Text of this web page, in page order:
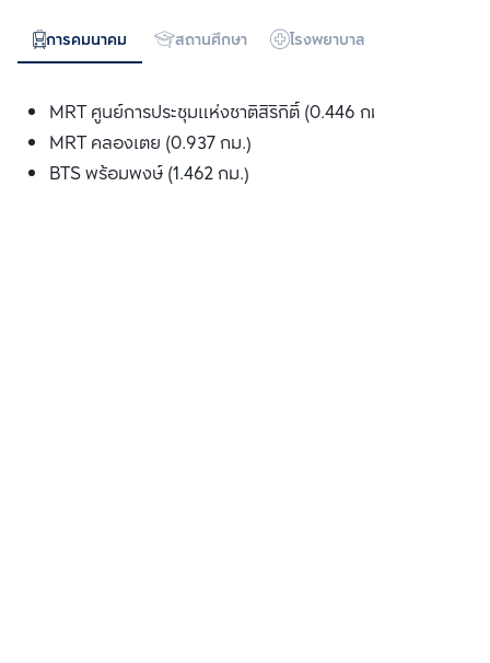
การคมนาคม สถานศึกษา โรงพยาบาล
MRT ศูนย์การประชุมแห่งชาติสิริกิติ์ (0.446 กม.)
MRT คลองเตย (0.937 กม.)
BTS พร้อมพงษ์ (1.462 กม.)